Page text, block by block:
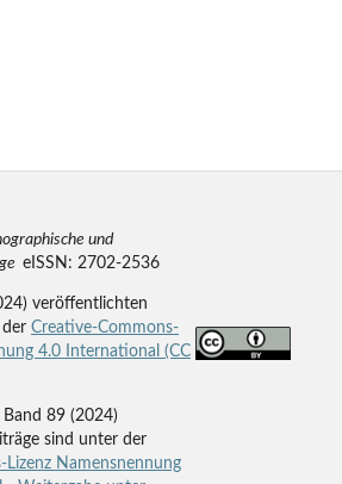
und
eISSN: 2702-2536
veröffentlichten
Creative-Commons-
4.0 International (CC
89 (2024)
sind unter der
Namensnennung